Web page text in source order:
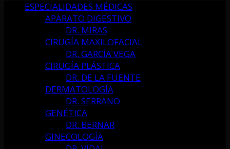
ESPECIALIDADES MÉDICAS
APARATO DIGESTIVO
DR. MIRAS
CIRUGÍA MAXILOFACIAL
DR. GARCÍA VEGA
CIRUGÍA PLÁSTICA
DR. DE LA FUENTE
DERMATOLOGÍA
DR. SERRANO
GENÉTICA
DR. BERNAR
GINECOLOGÍA